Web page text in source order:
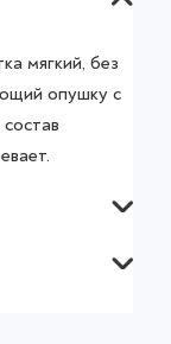
мягкий, без
опушку с